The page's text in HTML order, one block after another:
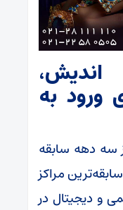
اندیش،
ورود به
سه دهه سابقه
مراکز
و دیجیتال در